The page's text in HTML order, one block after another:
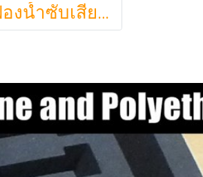
ขายฟองน้ำซับเสียง ฟองน้ำรังไข่ แผ่นซับเสียงห้อง ราคาถูกฟองน้ำรังไข่ แผ่นซับเสียงรังไข่ แผ่นซับเสียงรังไข่ Acoustic foam สีเ